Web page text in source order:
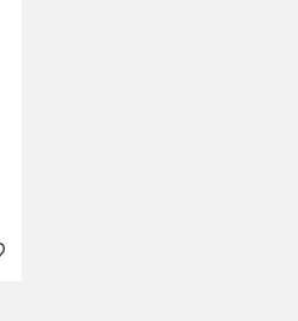
till i favoriter